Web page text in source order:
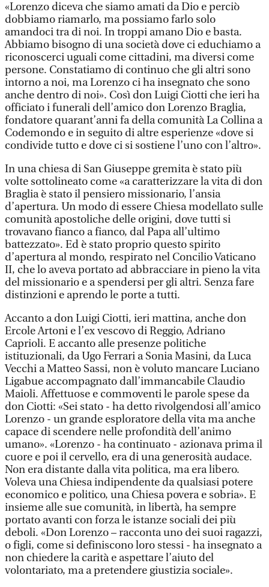
«Lorenzo diceva che siamo amati da Dio e perciò
dobbiamo riamarlo, ma possiamo farlo solo
amandoci tra di noi. In troppi amano Dio e basta.
Abbiamo bisogno di una società dove ci educhiamo a
riconoscerci uguali come cittadini, ma diversi come
persone. Constatiamo di continuo che gli altri sono
intorno a noi, ma Lorenzo ci ha insegnato che sono
anche dentro di noi». Così don Luigi Ciotti che ieri ha
officiato i funerali dell’amico don Lorenzo Braglia,
fondatore quarant’anni fa della comunità La Collina a
Codemondo e in seguito di altre esperienze «dove si
condivide tutto e dove ci si sostiene l’uno con l’altro».
In una chiesa di San Giuseppe gremita è stato più
volte sottolineato come «a caratterizzare la vita di don
Braglia è stato il pensiero missionario, l’ansia
d’apertura. Un modo di essere Chiesa modellato sulle
comunità apostoliche delle origini, dove tutti si
trovavano fianco a fianco, dal Papa all’ultimo
battezzato». Ed è stato proprio questo spirito
d’apertura al mondo, respirato nel Concilio Vaticano
II, che lo aveva portato ad abbracciare in pieno la vita
del missionario e a spendersi per gli altri. Senza fare
distinzioni e aprendo le porte a tutti.
Accanto a don Luigi Ciotti, ieri mattina, anche don
Ercole Artoni e l’ex vescovo di Reggio, Adriano
Caprioli. E accanto alle presenze politiche
istituzionali, da Ugo Ferrari a Sonia Masini, da Luca
Vecchi a Matteo Sassi, non è voluto mancare Luciano
Ligabue accompagnato dall’immancabile Claudio
Maioli. Affettuose e commoventi le parole spese da
don Ciotti: «Sei stato - ha detto rivolgendosi all’amico
Lorenzo - un grande esploratore della vita ma anche
capace di scendere nelle profondità dell’animo
umano». «Lorenzo - ha continuato - azionava prima il
cuore e poi il cervello, era di una generosità audace.
Non era distante dalla vita politica, ma era libero.
Voleva una Chiesa indipendente da qualsiasi potere
economico e politico, una Chiesa povera e sobria». E
insieme alle sue comunità, in libertà, ha sempre
portato avanti con forza le istanze sociali dei più
deboli. «Don Lorenzo – racconta uno dei suoi ragazzi,
o figli, come si definiscono loro stessi - ha insegnato a
non chiedere la carità e aspettare l’aiuto del
volontariato, ma a pretendere giustizia sociale».